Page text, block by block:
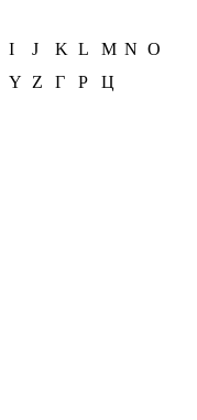
I J K L M N O
Y Z Г Р Ц